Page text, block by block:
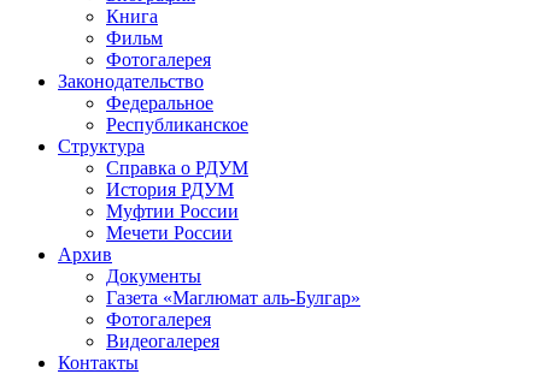
Книга
Фильм
Фотогалерея
Законодательство
Федеральное
Республиканское
Структура
Справка о РДУМ
История РДУМ
Муфтии России
Мечети России
Архив
Документы
Газета «Маглюмат аль-Булгар»
Фотогалерея
Видеогалерея
Контакты